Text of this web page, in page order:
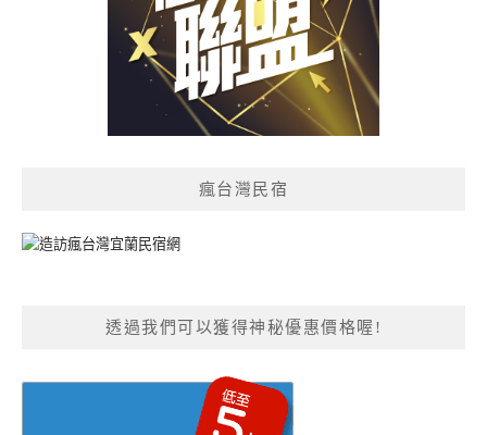
瘋台灣民宿
透過我們可以獲得神秘優惠價格喔!